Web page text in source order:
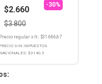
$2.660 -30%
$3.800
Precio regular x lt.: $31.666,67
PRECIO SIN IMPUESTOS
NACIONALES: $3140,5
: